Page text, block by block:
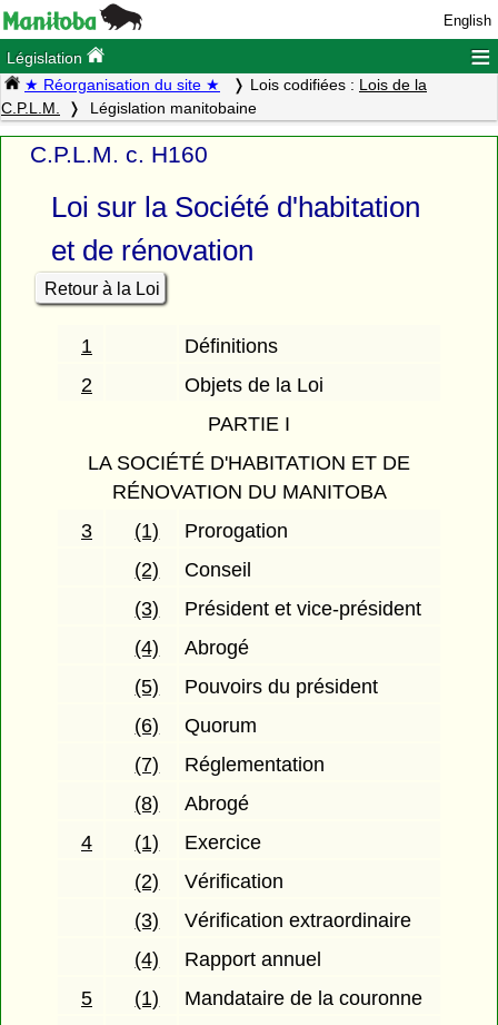
English
Législation ≡
★ Réorganisation du site ★ Lois codifiées : Lois de la
C.P.L.M.
Législation manitobaine
C.P.L.M. c. H160
Loi sur la Société d'habitation
et de rénovation
Retour à la Loi
1
Définitions
2
Objets de la Loi
PARTIE I
LA SOCIÉTÉ D'HABITATION ET DE
RÉNOVATION DU MANITOBA
3
(1)
Prorogation
(2)
Conseil
(3)
Président et vice-président
(4)
Abrogé
(5)
Pouvoirs du président
(6)
Quorum
(7)
Réglementation
(8)
Abrogé
4
(1)
Exercice
(2)
Vérification
(3)
Vérification extraordinaire
(4)
Rapport annuel
5
(1)
Mandataire de la couronne